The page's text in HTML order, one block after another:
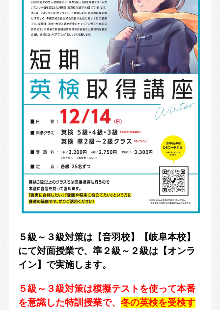
５級～３級対策は【音羽校】【岐阜本校】
にて対面授業で、準２級～２級は【オンラ
イン】で実施します。
５級～３級対策は模擬テストを使って本番
を意識した特訓授業で、 冬の英検を受検す